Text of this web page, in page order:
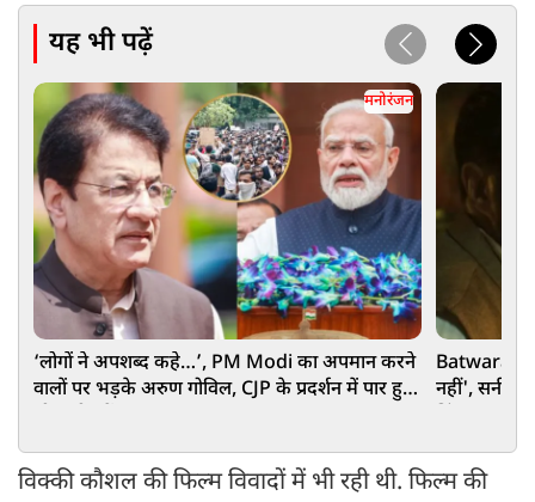
यह भी पढ़ें
मनोरंजन
‘लोगों ने अपशब्द कहे…’, PM Modi का अपमान करने
वालों पर भड़के अरुण गोविल, CJP के प्रदर्शन में पार हुईं
Batwara 1947
नहीं', सनी
विक्की कौशल की फिल्म विवादों में भी रही थी. फिल्म की